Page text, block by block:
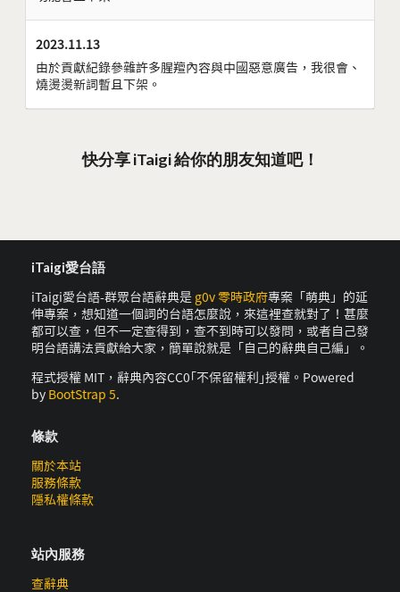
2023.11.13
由於貢獻紀錄參雜許多腥羶內容與中國惡意廣告，我很會、
燒燙燙新詞暫且下架。
快分享 iTaigi 給你的朋友知道吧！
iTaigi愛台語
iTaigi愛台語-群眾台語辭典是 g0v 零時政府專案「萌典」的延
伸專案，想知道一個詞的台語怎麼說，來這裡查就對了！甚麼
都可以查，但不一定查得到，查不到時可以發問，或者自己發
明台語講法貢獻給大家，簡單說就是「自己的辭典自己編」。
程式授權 MIT，辭典內容CC0｢不保留權利｣授權。Powered
by BootStrap 5.
條款
關於本站
服務條款
隱私權條款
站內服務
查辭典